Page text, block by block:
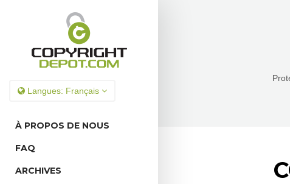
Langues: Français
À PROPOS DE NOUS
FAQ
ARCHIVES